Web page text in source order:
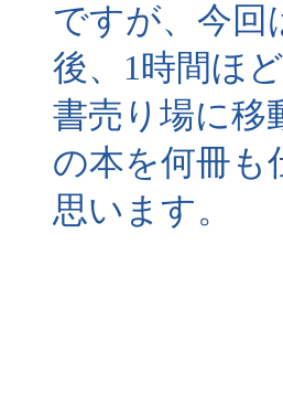
ですが、今回
後、1時間ほ
書売り場に移
の本を何冊も
思います。